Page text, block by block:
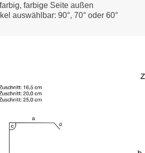
farbige Seite außen
auswählbar: 90°, 70° oder 60°